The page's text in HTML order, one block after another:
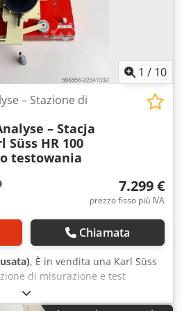
Ottime condizioni estetiche.
originale e scatola di
come mostrato nelle
1 / 10
– Stazione di
– Stacja
Süss HR 100
testowania
7.299 €
prezzo fisso più IVA
Chiamata
, È in vendita una Karl Süss
di misurazione e test
per l’analisi e il
e dei componenti